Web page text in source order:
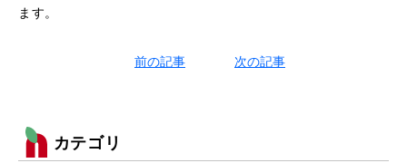
ます。
前の記事 次の記事
カテゴリ